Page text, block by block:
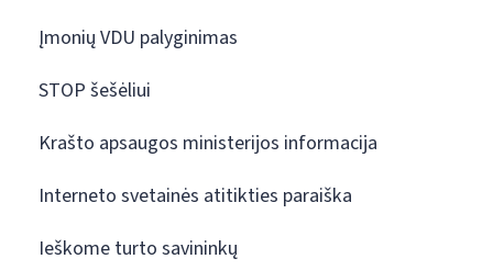
Įmonių VDU palyginimas
STOP šešėliui
Krašto apsaugos ministerijos informacija
Interneto svetainės atitikties paraiška
Ieškome turto savininkų